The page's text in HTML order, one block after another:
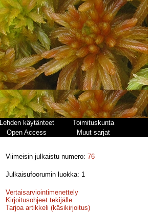
Lehden käytänteet
Toimituskunta
Open Access Muut sarjat
Viimeisin julkaistu numero:76
Julkaisufoorumin luokka: 1
Vertaisarviointimenettely
Kirjoitusohjeet tekijälle
Tarjoa artikkeli (käsikirjoitus)